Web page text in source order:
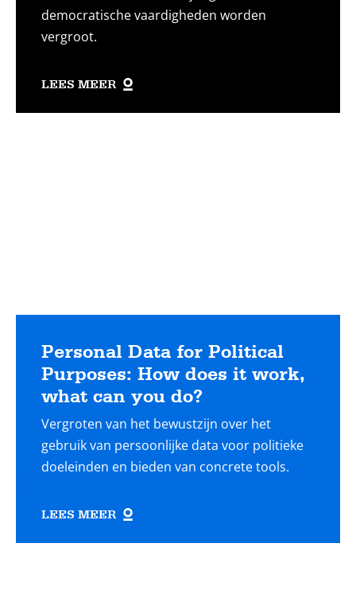
democratische vaardigheden worden
vergroot.
LEES MEER
Personal Data for Political
Purposes: How does it work,
what can you do?
Vergroten van het bewustzijn over het
gebruik van persoonlijke data voor politieke
doeleinden en bieden van concrete tools.
LEES MEER